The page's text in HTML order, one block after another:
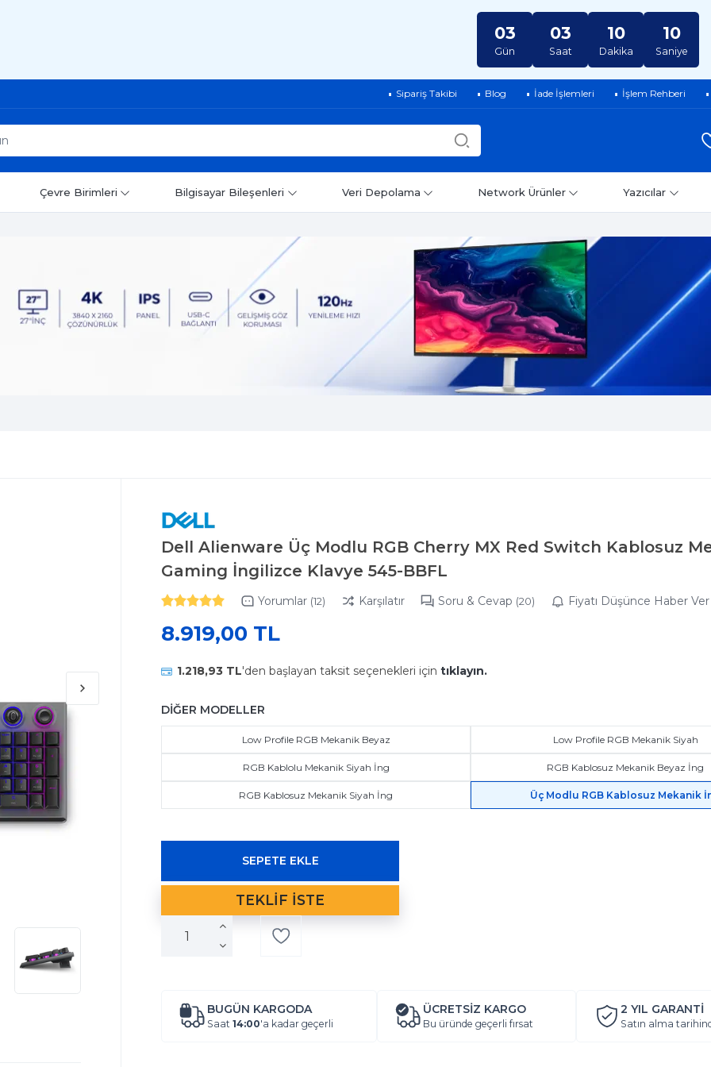
03
Gün
03
Saat
10
Dakika
08
Saniye
Sipariş Takibi Blog İade İşlemleri İşlem Rehberi
Çevre Birimleri Bilgisayar Bileşenleri Veri Depolama Network Ürünler Yazıcılar
Dell Alienware Üç Modlu RGB Cherry MX Red Switch Kablosuz
Gaming İngilizce Klavye 545-BBFL
Yorumlar (12) Karşılatır Soru & Cevap (20) Fiyatı Düşünce Haber Ver
8.919,00 TL
1.218,93 TL'den başlayan taksit seçenekleri için tıklayın.
DİĞER MODELLER
Low Profile RGB Mekanik Beyaz Low Profile RGB Mekanik Siyah
RGB Kablolu Mekanik Siyah İng RGB Kablosuz Mekanik Beyaz İng
RGB Kablosuz Mekanik Siyah İng Üç Modlu RGB Kablosuz Mekanik
BUGÜN KARGODA
Saat 14:00'a kadar geçerli
ÜCRETSİZ KARGO
Bu üründe geçerli fırsat
2 YIL GARANTİ
Satın alma